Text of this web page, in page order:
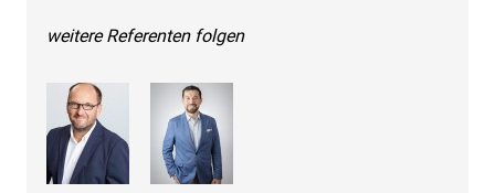
weitere Referenten folgen